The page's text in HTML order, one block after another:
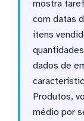
mostra
com datas
itens
dados de
Produtos,
médio por